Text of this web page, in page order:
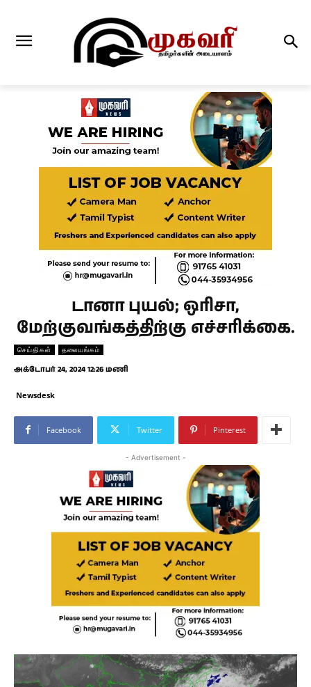
டானா புயல்; ஒரிசா,
மேற்குவங்கத்திற்கு எச்சரிக்கை.
செய்திகள் தலையங்கம்
அக்டோபர் 24, 2024 12:26 மணி
Newsdesk
Facebook Twitter Pinterest
- Advertisement -